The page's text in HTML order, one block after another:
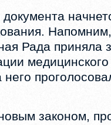
Рада приняла
него
законом,